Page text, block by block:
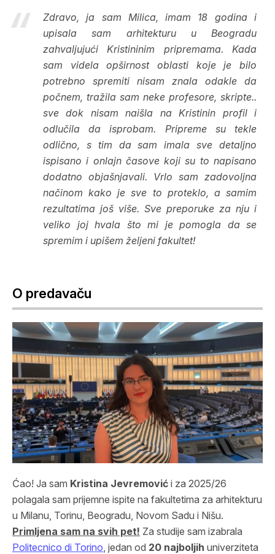
Zdravo, ja sam Milica, imam 18 godina i
upisala sam arhitekturu u Beogradu
zahvaljujući Kristininim pripremama. Kada
sam videla opširnost oblasti koje je bilo
potrebno spremiti nisam znala odakle da
počnem, tražila sam neke profesore, skripte..
sve dok nisam naišla na Kristinin profil i
odlučila da isprobam. Pripreme su tekle
odlično, s tim da sam imala sve detaljno
ispisano i onlajn časove koji su to napisano
dodatno objašnjavali. Vrlo sam zadovoljna
načinom kako je sve to proteklo, a samim
rezultatima još više. Sve preporuke za nju i
veliko joj hvala što mi je pomogla da se
spremim i upišem željeni fakultet!
O predavaču
Ćao! Ja sam Kristina Jevremović i za 2025/26
polagala sam prijemne ispite na fakultetima za arhitekturu
u Milanu, Torinu, Beogradu, Novom Sadu i Nišu.
Primljena sam na svih pet! Za studije sam izabrala
Politecnico di Torino , jedan od 20 najboljih univerziteta